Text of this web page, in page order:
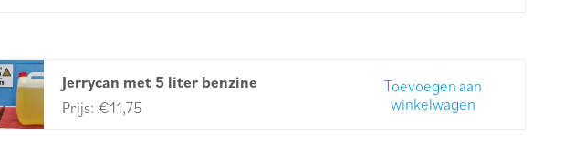
Jerrycan met 5 liter benzine
€11,75
Toevoegen aan
winkelwagen